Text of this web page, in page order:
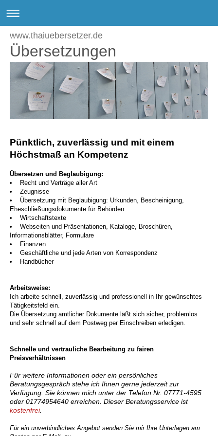
www.thaiuebersetzer.de
Übersetzungen
Pünktlich, zuverlässig und mit einem
Höchstmaß an Kompetenz
Übersetzen und Beglaubigung:
• Recht und Verträge aller Art
• Zeugnisse
• Übersetzung mit Beglaubigung: Urkunden, Bescheinigung,
Eheschließungsdokumente für Behörden
• Wirtschaftstexte
• Webseiten und Präsentationen, Kataloge, Broschüren,
Informationsblätter, Formulare
• Finanzen
• Geschäftliche und jede Arten von Korrespondenz
• Handbücher
Arbeitsweise:
Ich arbeite schnell, zuverlässig und professionell in Ihr gewünschtes
Tätigkeitsfeld ein.
Die Übersetzung amtlicher Dokumente läßt sich sicher, problemlos
und sehr schnell auf dem Postweg per Einschreiben erledigen.
Schnelle und vertrauliche Bearbeitung zu fairen
Preisverhältnissen
Für weitere Informationen oder ein persönliches
Beratungsgespräch stehe ich Ihnen gerne jederzeit zur
Verfügung. Sie können mich unter der Telefon Nr. 07771-4595
oder 01774954640 erreichen. Dieser Beratungsservice ist
kostenfrei.
Für ein unverbindliches Angebot senden Sie mir Ihre Unterlagen am